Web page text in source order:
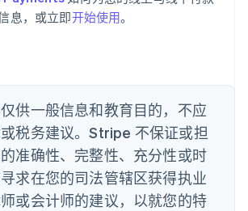
息，或立即开始使用。
供一般信息和教育目的，不应
税务建议。Stripe 不保证或担
准确性、完整性、充分性或时
求在您的司法管辖区获得执业
或会计师的建议，以就您的特